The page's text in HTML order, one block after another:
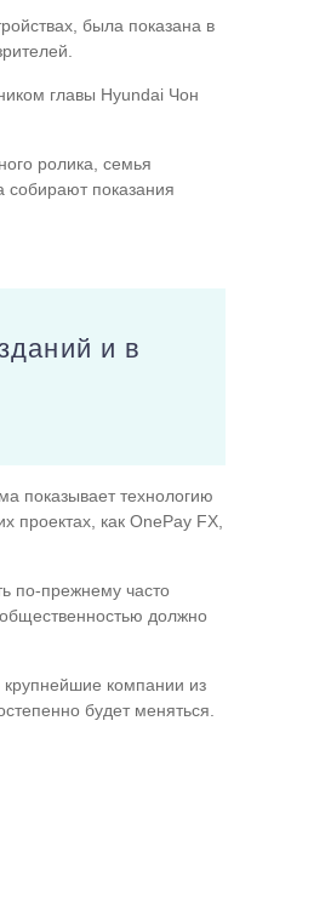
была показана в
главы Hyundai Чон
ролика, семья
собирают показания
и в
показывает технологию
проектах, как OnePay FX,
по-прежнему часто
должно
компании из
будет меняться.